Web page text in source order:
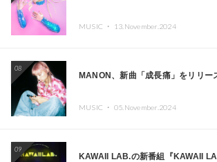
MUSIC ・ 13.November.2024
08
MANON、新曲「成長痛」をリリー
MUSIC ・ 05.November.2024
09
KAWAII LAB.の新番組『KAWAII